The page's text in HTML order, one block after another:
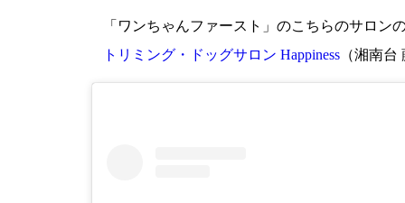
「ワンちゃんファースト」のこちらのサロン
トリミング・ドッグサロン Happiness （湘南